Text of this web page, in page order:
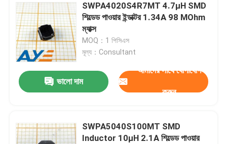
পণ্য
SWPA4020S4R7MT 4.7µH SMD
শিল্ডেড পাওয়ার ইন্ডাক্টর 1.34A 98 MOhm
ম্যাক্স
MOQ：1 পিসিএস
মূল্য：Consultant
ভালো দাম
আমাদের সাথে যোগাযোগ
করুন
SWPA5040S100MT SMD
Inductor 10μH 2.1A শিল্ডেড পাওয়ার